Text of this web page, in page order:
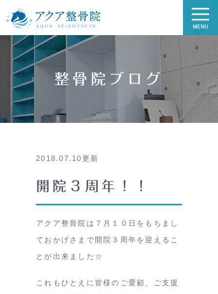
整骨院ブログ
2018.07.10更新
開院３周年！！
アクア整骨院は７月１０日をもちまし
ておかげさまで開院３周年を迎えるこ
とが出来ました☆
これもひとえに皆様のご愛顧、ご支援